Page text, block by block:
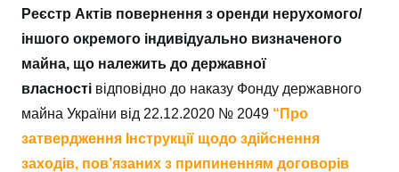
Реєстр Актів повернення з оренди нерухомого/
іншого окремого індивідуально визначеного
майна, що належить до державної
власності відповідно до наказу Фонду державного
майна України від 22.12.2020 № 2049 “Про
затвердження Інструкції щодо здійснення
заходів, пов’язаних з припиненням договорів